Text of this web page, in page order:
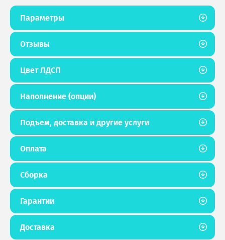
Параметры
Отзывы
Цвет ЛДСП
Наполнение (опции)
Подъем, доставка и другие услуги
Оплата
Сборка
Гарантии
Доставка